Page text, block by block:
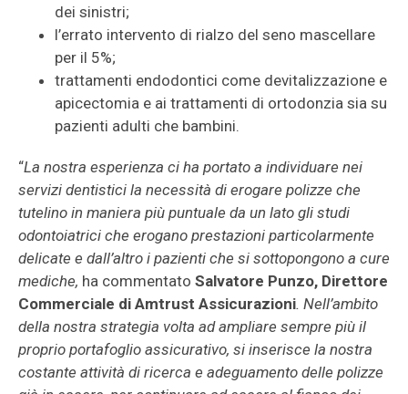
dei sinistri;
l’errato intervento di rialzo del seno mascellare
per il 5%;
trattamenti endodontici come devitalizzazione e
apicectomia e ai trattamenti di ortodonzia sia su
pazienti adulti che bambini.
“La nostra esperienza ci ha portato a individuare nei
servizi dentistici la necessità di erogare polizze che
tutelino in maniera più puntuale da un lato gli studi
odontoiatrici che erogano prestazioni particolarmente
delicate e dall’altro i pazienti che si sottopongono a cure
mediche, ha commentato Salvatore Punzo, Direttore
Commerciale di Amtrust Assicurazioni. Nell’ambito
della nostra strategia volta ad ampliare sempre più il
proprio portafoglio assicurativo, si inserisce la nostra
costante attività di ricerca e adeguamento delle polizze